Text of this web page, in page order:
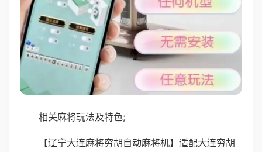
相关麻将玩法及特色;
【辽宁大连麻将穷胡自动麻将机】适配大连穷胡